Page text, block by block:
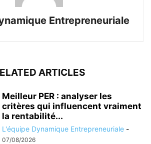
Entrepreneuriale
ARTICLES
Meilleur PER : analyser les
critères qui influencent vraiment
la rentabilité...
L'équipe Dynamique Entrepreneuriale -
07/08/2026